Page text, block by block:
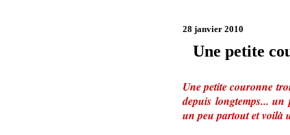
28 janvier 2010
Une petite
Une petite couronne
depuis longtemps... un
un peu partout et voilà